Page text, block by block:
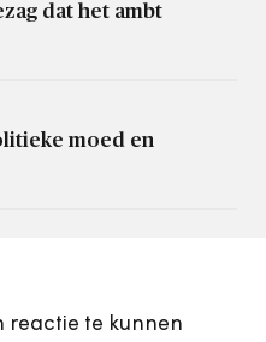
dat het ambt
moed en
reactie te kunnen